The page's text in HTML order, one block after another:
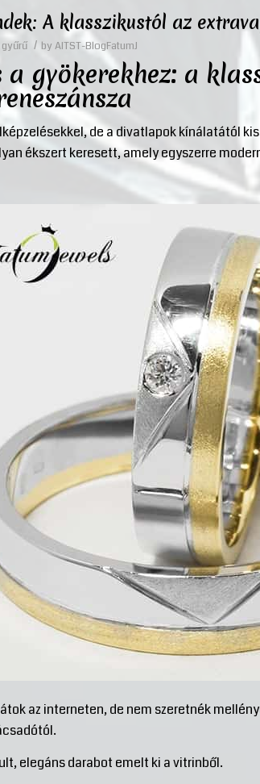
A klasszikustól az
/ by AITST-BlogFatumJ
a gyökerekhez: a
de a divatlapok kínálatától
ékszert keresett, amely egyszerre
az interneten, de nem szeretnék
elegáns darabot emelt ki a vitrinből.